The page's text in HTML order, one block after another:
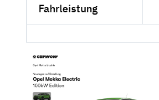
Fahrleistung